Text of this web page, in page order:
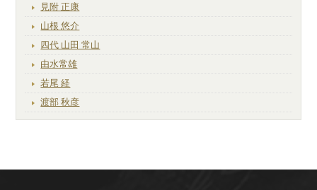
見附 正康
山根 悠介
四代 山田 常山
由水常雄
若尾 経
渡部 秋彦